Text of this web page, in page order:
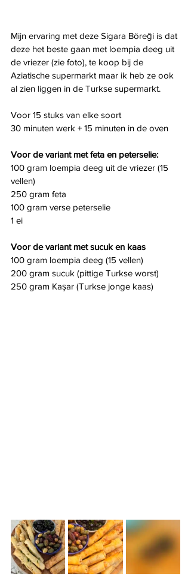
Mijn ervaring met deze Sigara Böreği is dat
deze het beste gaan met loempia deeg uit
de vriezer (zie foto), te koop bij de
Aziatische supermarkt maar ik heb ze ook
al zien liggen in de Turkse supermarkt.
Voor 15 stuks van elke soort
30 minuten werk + 15 minuten in de oven
Voor de variant met feta en peterselie:
100 gram loempia deeg uit de vriezer (15
vellen)
250 gram feta
100 gram verse peterselie
1 ei
Voor de variant met sucuk en kaas
100 gram loempia deeg (15 vellen)
200 gram sucuk (pittige Turkse worst)
250 gram Kaşar (Turkse jonge kaas)